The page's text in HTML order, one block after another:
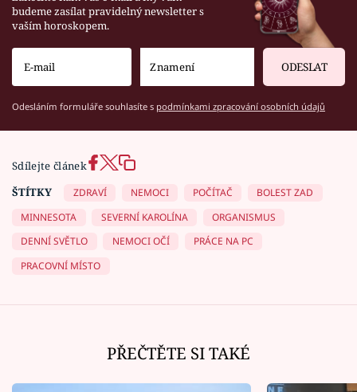
budeme zasílat pravidelný newsletter s
vaším horoskopem.
ODESLAT
Odesláním formuláře souhlasíte s podmínkami zpracování osobních údajů
Sdílejte článek
ŠTÍTKY
ZDRAVÍ NEMOCI POČÍTAČ
BOLEST ZAD
MINNESOTA
SEVERNÍ KAROLÍNA
ORGANISMUS
DENNÍ SVĚTLO
NEMOCI OČÍ
PRÁCE NA PC
PRACOVNÍ MÍSTO
PŘEČTĚTE SI TAKÉ